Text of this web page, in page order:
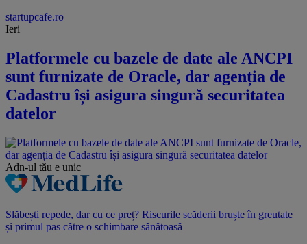
startupcafe.ro
Ieri
Platformele cu bazele de date ale ANCPI
sunt furnizate de Oracle, dar agenția de
Cadastru își asigura singură securitatea
datelor
Adn-ul tău e unic
Slăbești repede, dar cu ce preț? Riscurile scăderii bruște în greutate
și primul pas către o schimbare sănătoasă